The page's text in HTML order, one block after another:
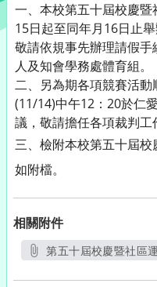
一、本校第五十屆校慶
15日起至同年月16日止
敬請依規事先辦理請假
人及知會學務處體育組。
二、另為期各項競賽活
(11/14)中午12：20於仁
議，敬請擔任各項裁判工
三、檢附本校第五十屆校
如附檔。
相關附件
第五十屆校慶暨社區